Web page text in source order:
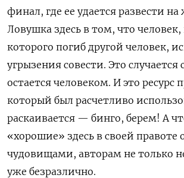
финал, где ее удается развести на
Ловушка здесь в том, что
которого погиб другой человек,
угрызения совести. Это случается
остается человеком. И это ресурс
который был расчетливо
раскаивается — бинго, берем! А
«хорошие» здесь в своей правоте
чудовищами, авторам не только
уже безразлично.